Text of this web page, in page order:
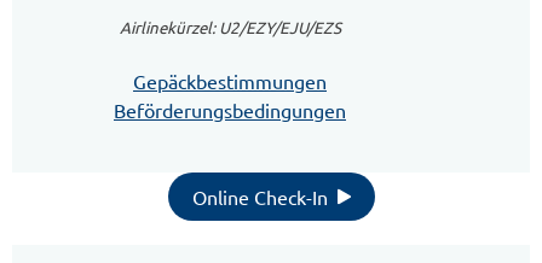
Airlinekürzel: U2/EZY/EJU/EZS
Gepäckbestimmungen
Beförderungsbedingungen
Online Check-In